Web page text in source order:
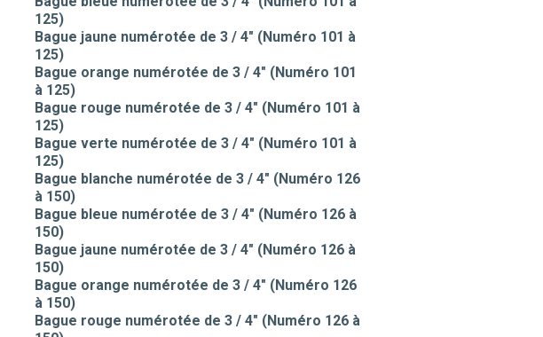
125)
Bague jaune numérotée de 3 / 4" (Numéro 101 à
125)
Bague orange numérotée de 3 / 4" (Numéro 101
à 125)
Bague rouge numérotée de 3 / 4" (Numéro 101 à
125)
Bague verte numérotée de 3 / 4" (Numéro 101 à
125)
Bague blanche numérotée de 3 / 4" (Numéro 126
à 150)
Bague bleue numérotée de 3 / 4" (Numéro 126 à
150)
Bague jaune numérotée de 3 / 4" (Numéro 126 à
150)
Bague orange numérotée de 3 / 4" (Numéro 126
à 150)
Bague rouge numérotée de 3 / 4" (Numéro 126 à